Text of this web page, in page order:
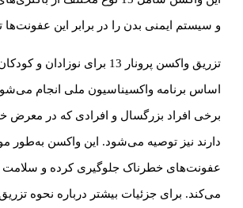
و سیستم ایمنی بدن را در برابر این
تزریق واکسن پرونار 13 برای
اساس برنامه واکسیناسیون ملی انجام
برخی افراد بزرگسال و افرادی که در معرض
دارند نیز توصیه می‌شود. این واکسن به‌طور
عفونت‌های خطرناک جلوگیری کرده و سلامت
می‌کند. برای جزئیات بیشتر درباره نحوه